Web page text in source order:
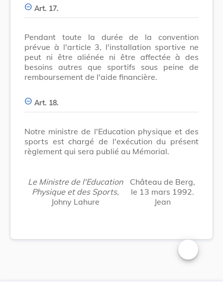
Art. 17.
Pendant toute la durée de la convention
prévue à l'article 3, l'installation sportive ne
peut ni être aliénée ni être affectée à des
besoins autres que sportifs sous peine de
remboursement de l'aide financière.
Art. 18.
Notre ministre de l'Education physique et des
sports est chargé de l'exécution du présent
règlement qui sera publié au Mémorial.
Le Ministre de l'Education
Physique et des Sports,
Johny Lahure
Château de Berg,
le 13 mars 1992.
Jean
Changer la